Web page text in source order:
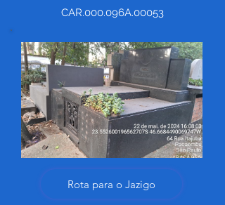
CAR.000.096A.00053
Rota para o Jazigo